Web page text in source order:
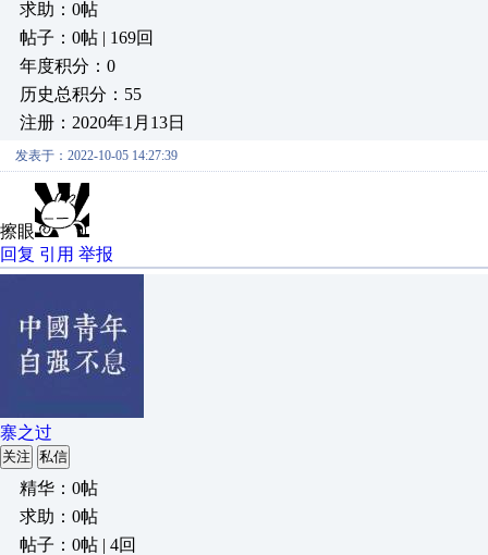
求助：0帖
帖子：0帖 | 169回
年度积分：0
历史总积分：55
注册：2020年1月13日
发表于：2022-10-05 14:27:39
擦眼
回复 引用 举报
寨之过
关注 私信
精华：0帖
求助：0帖
帖子：0帖 | 4回